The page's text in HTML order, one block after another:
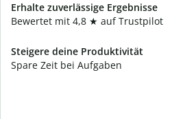
Erhalte zuverlässige Ergebnisse
Bewertet mit 4,8 ★ auf Trustpilot
Steigere deine Produktivität
Spare Zeit bei Aufgaben